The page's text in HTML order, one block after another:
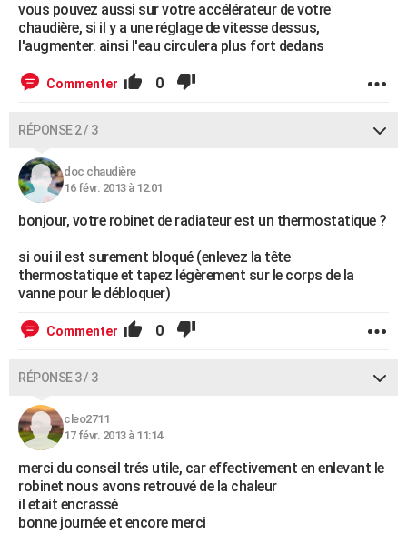
vous pouvez aussi sur votre accélérateur de votre
chaudière, si il y a une réglage de vitesse dessus,
l'augmenter. ainsi l'eau circulera plus fort dedans
Commenter 0
RÉPONSE 2 / 3
doc chaudière
16 févr. 2013 à 12:01
bonjour, votre robinet de radiateur est un thermostatique ?
si oui il est surement bloqué (enlevez la tête
thermostatique et tapez légèrement sur le corps de la
vanne pour le débloquer)
Commenter 0
RÉPONSE 3 / 3
cleo2711
17 févr. 2013 à 11:14
merci du conseil trés utile, car effectivement en enlevant le
robinet nous avons retrouvé de la chaleur
il etait encrassé
bonne journée et encore merci